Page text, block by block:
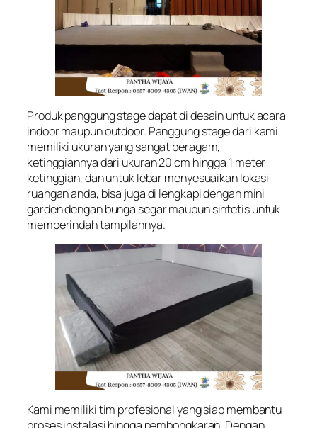
Produk panggung stage dapat di desain untuk acara
indoor maupun outdoor. Panggung stage dari kami
memiliki ukuran yang sangat beragam,
ketinggiannya dari ukuran 20 cm hingga 1 meter
ketinggian, dan untuk lebar menyesuaikan lokasi
ruangan anda, bisa juga di lengkapi dengan mini
garden dengan bunga segar maupun sintetis untuk
memperindah tampilannya.
Kami memiliki tim profesional yang siap membantu